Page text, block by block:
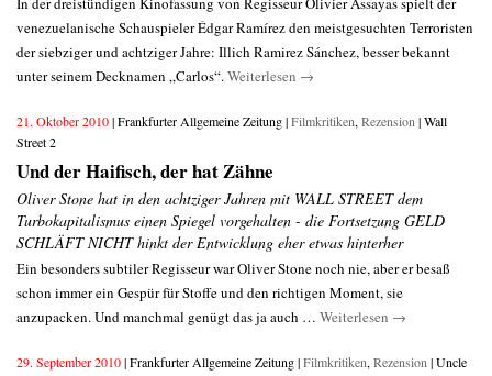
venezuelanische Schauspieler Édgar Ramírez den meistgesuchten Terroristen
der siebziger und achtziger Jahre: Illich Ramirez Sánchez, besser bekannt
unter seinem Decknamen „Carlos“.Weiterlesen →
21. Oktober 2010| Frankfurter Allgemeine Zeitung |Filmkritiken, Rezension | Wall
Street 2
Und der Haifisch, der hat Zähne
Oliver Stone hat in den achtziger Jahren mit WALL STREET dem
Turbokapitalismus einen Spiegel vorgehalten - die Fortsetzung GELD
SCHLÄFT NICHT hinkt der Entwicklung eher etwas hinterher
Ein besonders subtiler Regisseur war Oliver Stone noch nie, aber er besaß
schon immer ein Gespür für Stoffe und den richtigen Moment, sie
anzupacken. Und manchmal genügt das ja auch … Weiterlesen →
29. September 2010| Frankfurter Allgemeine Zeitung |Filmkritiken, Rezension | Uncle